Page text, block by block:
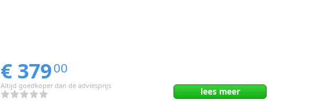
€ 37900
Altijd goedkoper dan de adviesprijs
leesmeer